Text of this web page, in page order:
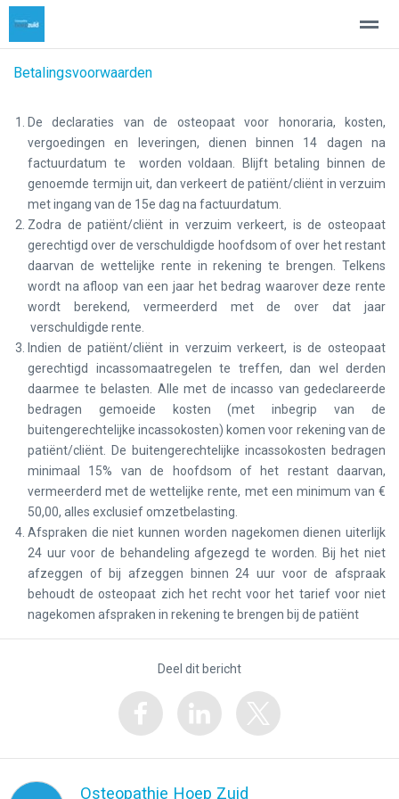
Osteopathie Wie ben ik
Home Zoeken Nieuws Pagina's
Betalingsvoorwaarden
De declaraties van de osteopaat voor honoraria, kosten,
vergoedingen en leveringen, dienen binnen 14 dagen na
factuurdatum te worden voldaan. Blijft betaling binnen de
genoemde termijn uit, dan verkeert de patiënt/cliënt in verzuim
met ingang van de 15e dag na factuurdatum.
Zodra de patiënt/cliënt in verzuim verkeert, is de osteopaat
gerechtigd over de verschuldigde hoofdsom of over het restant
daarvan de wettelijke rente in rekening te brengen. Telkens
wordt na afloop van een jaar het bedrag waarover deze rente
wordt berekend, vermeerderd met de over dat jaar
verschuldigde rente.
Indien de patiënt/cliënt in verzuim verkeert, is de osteopaat
gerechtigd incassomaatregelen te treffen, dan wel derden
daarmee te belasten. Alle met de incasso van gedeclareerde
bedragen gemoeide kosten (met inbegrip van de
buitengerechtelijke incassokosten) komen voor rekening van de
patiënt/cliënt. De buitengerechtelijke incassokosten bedragen
minimaal 15% van de hoofdsom of het restant daarvan,
vermeerderd met de wettelijke rente, met een minimum van €
50,00, alles exclusief omzetbelasting.
Afspraken die niet kunnen worden nagekomen dienen uiterlijk
24 uur voor de behandeling afgezegd te worden. Bij het niet
afzeggen of bij afzeggen binnen 24 uur voor de afspraak
behoudt de osteopaat zich het recht voor het tarief voor niet
nagekomen afspraken in rekening te brengen bij de patiënt
Deel dit bericht
Osteopathie Hoep Zuid